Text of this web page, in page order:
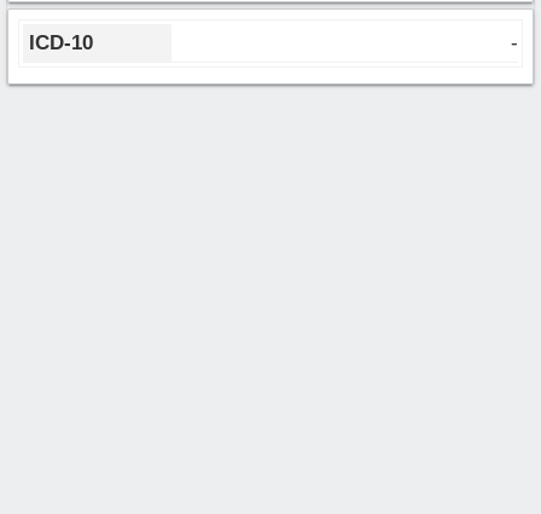
ICD-10 -